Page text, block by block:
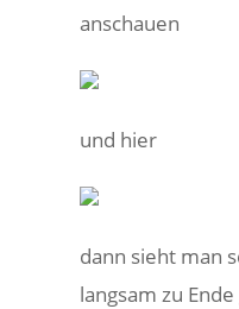
anschauen
und hier
dann sieht man
langsam zu